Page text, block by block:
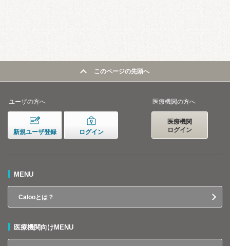
このページの先頭へ
ユーザの方へ
新規ユーザ登録 ログイン
医療機関の方へ
医療機関
ログイン
MENU
Calooとは？
医療機関向けMENU